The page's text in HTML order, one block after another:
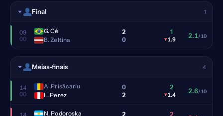
Final 1
09
00
G. Cé
B. Zeltina
2
0
1
▾1.9 2.1/10
Meias-finais 4
14
00
A. Prisăcariu
L. Perez
0
2
2
▾1.4 2.6/10
N. Podoroska
2
2